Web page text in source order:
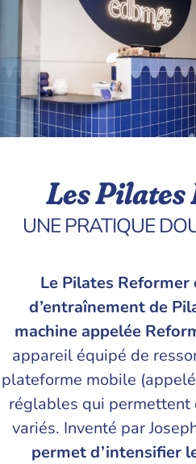
Les
UNE PRATIQUE
Le Pilates
d’entraînement de
machine appelée
appareil équipé de
plateforme mobile
réglables qui permettent
variés. Inventé par
permet d’intensifier